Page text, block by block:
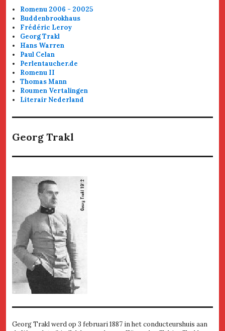
Romenu 2006 - 20025
Buddenbrookhaus
Frédéric Leroy
Georg Trakl
Hans Warren
Paul Celan
Perlentaucher.de
Romenu II
Thomas Mann
Roumen Vertalingen
Literair Nederland
Georg Trakl
Georg Trakl werd op 3 februari 1887 in het conducteurshuis aan